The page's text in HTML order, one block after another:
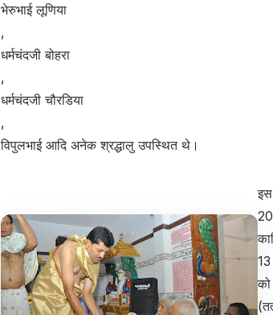
भेरुभाई लूणिया
,
धर्मचंदजी बोहरा
,
धर्मचंदजी चौरडिया
,
विपुलभाई आदि अनेक श्रद्धालु उपस्थित थे।
इस
13
को